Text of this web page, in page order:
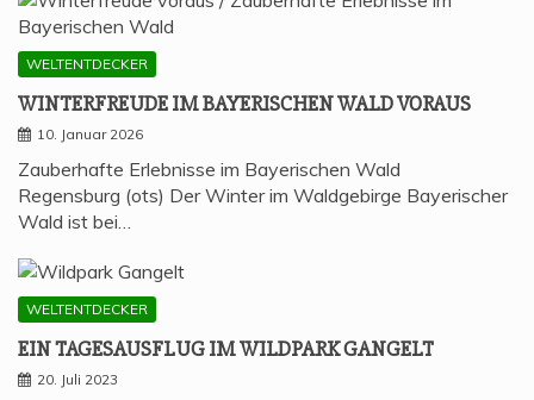
WELTENTDECKER
WIN­TER­FREU­DE IM BAYE­RI­SCHEN WALD VORAUS
10. Januar 2026
Zauberhafte Erlebnisse im Bayerischen Wald
Regensburg (ots) Der Winter im Waldgebirge Bayerischer
Wald ist bei…
WELTENTDECKER
EIN TAGES­AUS­FLUG IM WILD­PARK GANGELT
20. Juli 2023